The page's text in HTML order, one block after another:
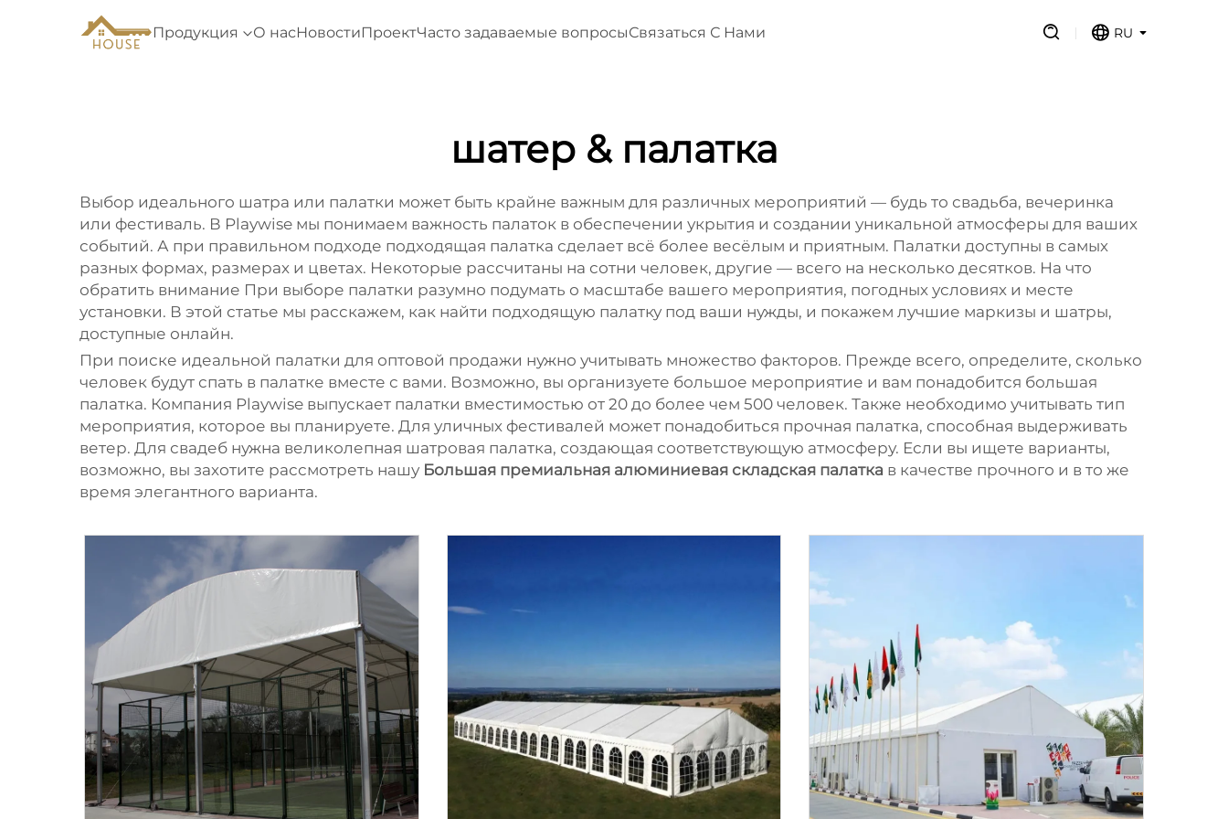
Продукция О насНовостиПроектЧасто задаваемые вопросыСвязаться С Нами RU
шатер & палатка
Выбор идеального шатра или палатки может быть крайне важным для различных мероприятий — будь то свадьба, вечеринка
или фестиваль. В Playwise мы понимаем важность палаток в обеспечении укрытия и создании уникальной атмосферы для ваших
событий. А при правильном подходе подходящая палатка сделает всё более весёлым и приятным. Палатки доступны в самых
разных формах, размерах и цветах. Некоторые рассчитаны на сотни человек, другие — всего на несколько десятков. На что
обратить внимание При выборе палатки разумно подумать о масштабе вашего мероприятия, погодных условиях и месте
установки. В этой статье мы расскажем, как найти подходящую палатку под ваши нужды, и покажем лучшие маркизы и шатры,
доступные онлайн.
При поиске идеальной палатки для оптовой продажи нужно учитывать множество факторов. Прежде всего, определите, сколько
человек будут спать в палатке вместе с вами. Возможно, вы организуете большое мероприятие и вам понадобится большая
палатка. Компания Playwise выпускает палатки вместимостью от 20 до более чем 500 человек. Также необходимо учитывать тип
мероприятия, которое вы планируете. Для уличных фестивалей может понадобиться прочная палатка, способная выдерживать
ветер. Для свадеб нужна великолепная шатровая палатка, создающая соответствующую атмосферу. Если вы ищете варианты,
возможно, вы захотите рассмотреть нашу Большая премиальная алюминиевая складская палатка в качестве прочного и в то же
время элегантного варианта.